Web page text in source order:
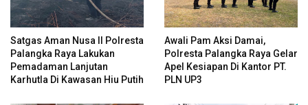
Satgas Aman Nusa II Polresta
Palangka Raya Lakukan
Pemadaman Lanjutan
Karhutla Di Kawasan Hiu Putih
Awali Pam Aksi Damai,
Polresta Palangka Raya Gelar
Apel Kesiapan Di Kantor PT.
PLN UP3